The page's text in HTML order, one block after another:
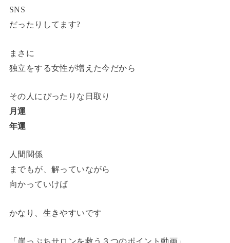
SNS
だったりしてます?
まさに
独立をする女性が増えた今だから
その人にぴったりな日取り
月運
年運
人間関係
までもが、解っていながら
向かっていけば
かなり、生きやすいです